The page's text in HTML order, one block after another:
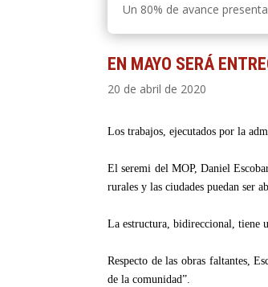
Un 80% de avance
EN MAYO SERÁ
20 de abril de 2020
Los trabajos, ejecutados por la
El seremi del MOP, Daniel
rurales y las ciudades puedan ser
La estructura, bidireccional, tiene
Respecto de las obras faltantes,
de la comunidad”.